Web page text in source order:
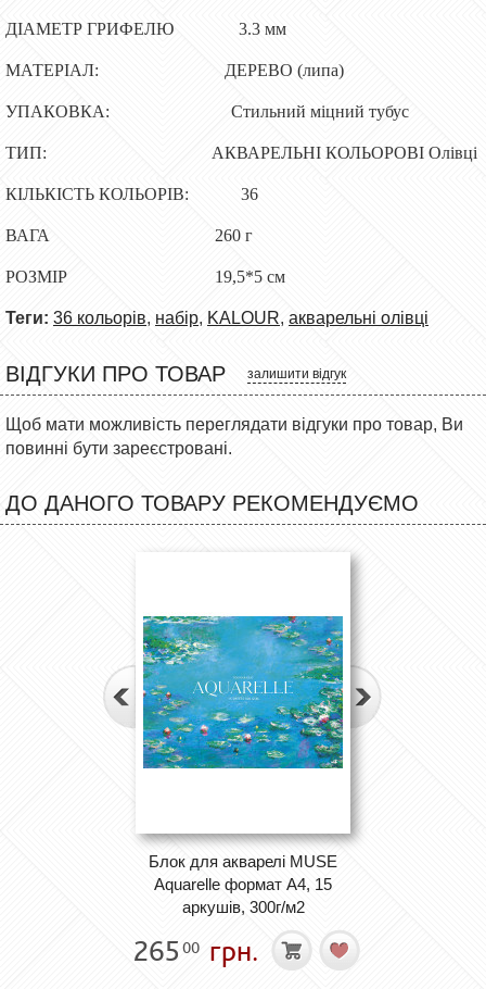
ДІАМЕТР ГРИФЕЛЮ 3.3 мм
МАТЕРІАЛ: ДЕРЕВО (липа)
УПАКОВКА: Стильний міцний тубус
ТИП: АКВАРЕЛЬНІ КОЛЬОРОВІ Олівці
КІЛЬКІСТЬ КОЛЬОРІВ: 36
ВАГА 260 г
РОЗМІР 19,5*5 см
Теги: 36 кольорів, набір, KALOUR, акварельні олівці
ВІДГУКИ ПРО ТОВАР залишити відгук
Щоб мати можливість переглядати відгуки про товар, Ви
повинні бути зареєстровані.
ДО ДАНОГО ТОВАРУ РЕКОМЕНДУЄМО
Блок для акварелі MUSE
Aquarelle формат А4, 15
аркушів, 300г/м2
265 00 грн.